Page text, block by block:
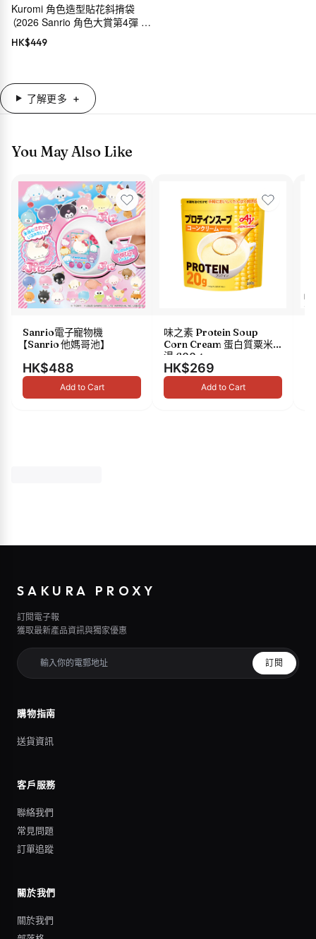
Kuromi 角色造型貼花斜揹袋
（2026 Sanrio 角色大賞第4彈 穿
搭系列）
HK$449
了解更多
You May Also Like
Sanrio電子寵物機
【Sanrio 他媽哥池】
HK$488
Add to Cart
味之素 Protein Soup
Corn Cream 蛋白質粟米
湯 600g
HK$269
Add to Cart
SAKURA PROXY
訂閱電子報
獲取最新產品資訊與獨家優惠
訂閱
購物指南
送貨資訊
客戶服務
聯絡我們
常見問題
訂單追蹤
關於我們
關於我們